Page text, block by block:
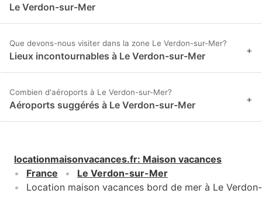
Le Verdon-sur-Mer
Que devons-nous visiter dans la zone Le Verdon-sur-Mer?
Lieux incontournables à Le Verdon-sur-Mer +
Combien d'aéroports à Le Verdon-sur-Mer?
Aéroports suggérés à Le Verdon-sur-Mer +
locationmaisonvacances.fr: Maison vacances
France
Le Verdon-sur-Mer
Location maison vacances bord de mer à Le